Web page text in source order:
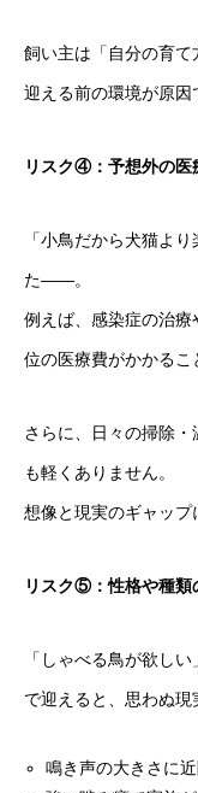
飼い主は「自分の育
迎える前の環境が原因
リスク④：予想外の医
「小鳥だから犬猫よ
た――。
例えば、感染症の治
位の医療費がかかるこ
さらに、日々の掃除
も軽くありません。
想像と現実のギャップ
リスク⑤：性格や種類
「しゃべる鳥が欲し
で迎えると、思わぬ現
鳴き声の大きさに